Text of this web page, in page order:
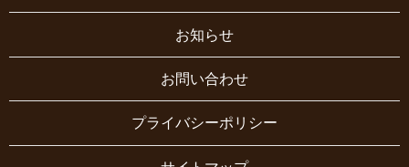
お知らせ
お問い合わせ
プライバシーポリシー